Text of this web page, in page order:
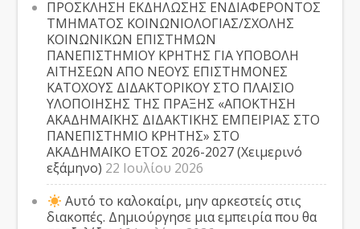
ΠΡΟΣΚΛΗΣΗ ΕΚΔΗΛΩΣΗΣ ΕΝΔΙΑΦΕΡΟΝΤΟΣ
ΤΜΗΜΑΤΟΣ ΚΟΙΝΩΝΙΟΛΟΓΙΑΣ/ΣΧΟΛΗΣ
ΚΟΙΝΩΝΙΚΩΝ ΕΠΙΣΤΗΜΩΝ
ΠΑΝΕΠΙΣΤΗΜΙΟΥ ΚΡΗΤΗΣ ΓΙΑ ΥΠΟΒΟΛΗ
ΑΙΤΗΣΕΩΝ ΑΠΟ ΝΕΟΥΣ ΕΠΙΣΤΗΜΟΝΕΣ
ΚΑΤΟΧΟΥΣ ΔΙΔΑΚΤΟΡΙΚΟΥ ΣΤΟ ΠΛΑΙΣΙΟ
ΥΛΟΠΟΙΗΣΗΣ ΤΗΣ ΠΡΑΞΗΣ «ΑΠΟΚΤΗΣΗ
ΑΚΑΔΗΜΑΪΚΗΣ ΔΙΔΑΚΤΙΚΗΣ ΕΜΠΕΙΡΙΑΣ ΣΤΟ
ΠΑΝΕΠΙΣΤΗΜΙΟ ΚΡΗΤΗΣ» ΣΤΟ
ΑΚΑΔΗΜΑΪΚΟ ΕΤΟΣ 2026-2027 (Χειμερινό
εξάμηνο) 22 Ιουλίου 2026
Αυτό το καλοκαίρι, μην αρκεστείς στις
διακοπές. Δημιούργησε μια εμπειρία που θα